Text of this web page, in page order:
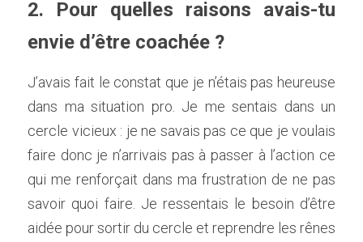
2. Pour quelles raisons avais-tu
envie d’être coachée ?
J’avais fait le constat que je n’étais pas heureuse
dans ma situation pro. Je me sentais dans un
cercle vicieux : je ne savais pas ce que je voulais
faire donc je n’arrivais pas à passer à l’action ce
qui me renforçait dans ma frustration de ne pas
savoir quoi faire. Je ressentais le besoin d’être
aidée pour sortir du cercle et reprendre les rênes